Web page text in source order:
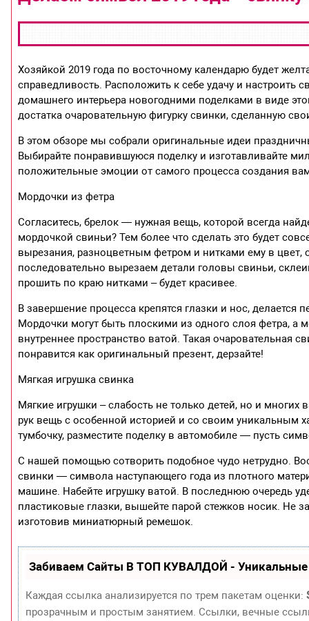
Хозяйкой 2019 года по восточному календарю будет
справедливость. Расположить к себе удачу и настроить
домашнего интерьера новогодними поделками в виде
достатка очаровательную фигурку свинки, сделанную
В этом обзоре мы собрали оригинальные идеи
Выбирайте понравившуюся поделку и изготавливайте
положительные эмоции от самого процесса создания
Мордочки из фетра
Согласитесь, брелок — нужная вещь, которой всегда
мордочкой свиньи? Тем более что сделать это будет
вырезания, разноцветным фетром и нитками ему в
последовательно вырезаем детали головы свиньи,
прошить по краю нитками – будет красивее.
В завершение процесса крепятся глазки и нос, делается
Мордочки могут быть плоскими из одного слоя фетра, а
внутреннее пространство ватой. Такая очаровательная
понравится как оригинальный презент, дерзайте!
Мягкая игрушка свинка
Мягкие игрушки – слабость не только детей, но и
рук вещь с особенной историей и со своим уникальным
тумбочку, разместите поделку в автомобиле — пусть
С нашей помощью сотворить подобное чудо нетрудно.
свинки — символа наступающего года из плотного
машине. Набейте игрушку ватой. В последнюю очередь
пластиковые глазки, вышейте парой стежков носик. Не
изготовив миниатюрный ремешок.
Забиваем Сайты В ТОП КУВАЛДОЙ - Уникальные
Каждая ссылка анализируется по трем пакетам оценки:
прозрачным и простым занятием. Ссылки, вечные